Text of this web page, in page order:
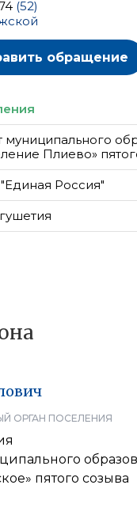
(52)
обращение
муниципального
Плиево»
Россия"
ОРГАН ПОСЕЛЕНИЯ
пятого созыва